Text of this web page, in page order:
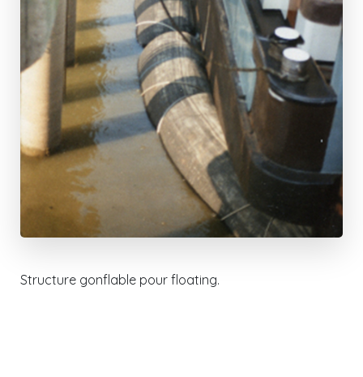
Structure gonflable pour floating.